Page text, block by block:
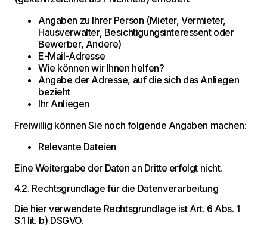
Angaben zu Ihrer Person (Mieter, Vermieter,
Hausverwalter, Besichtigungsinteressent oder
Bewerber, Andere)
E-Mail-Adresse
Wie können wir Ihnen helfen?
Angabe der Adresse, auf die sich das Anliegen
bezieht
Ihr Anliegen
Freiwillig können Sie noch folgende Angaben machen:
Relevante Dateien
Eine Weitergabe der Daten an Dritte erfolgt nicht.
4.2. Rechtsgrundlage für die Datenverarbeitung
Die hier verwendete Rechtsgrundlage ist Art. 6 Abs. 1
S.1 lit. b) DSGVO.